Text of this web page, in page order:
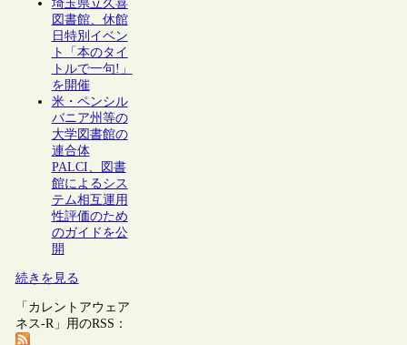
埼玉県立久喜
図書館、休館
日特別イベン
ト「本のタイ
トルで一句!」
を開催
米・ペンシル
バニア州等の
大学図書館の
連合体
PALCI、図書
館によるシス
テム相互運用
性評価のため
のガイドを公
開
続きを見る
「カレントアウェア
ネス-R」用のRSS：